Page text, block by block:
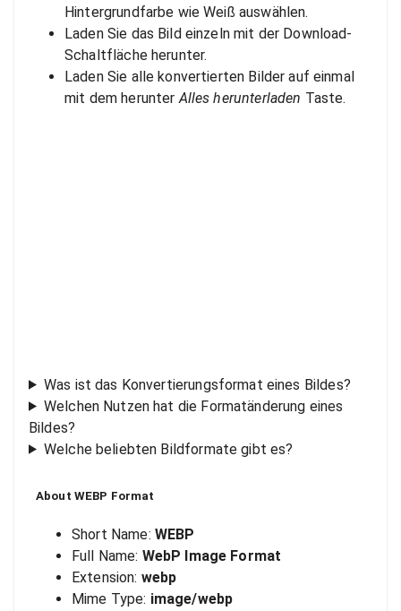
Hintergrundfarbe wie Weiß auswählen.
Laden Sie das Bild einzeln mit der Download-
Schaltfläche herunter.
Laden Sie alle konvertierten Bilder auf einmal
mit dem herunter Alles herunterladen Taste.
Was ist das Konvertierungsformat eines Bildes?
Welchen Nutzen hat die Formatänderung eines
Bildes?
Welche beliebten Bildformate gibt es?
About WEBP Format
Short Name: WEBP
Full Name: WebP Image Format
Extension: webp
Mime Type: image/webp